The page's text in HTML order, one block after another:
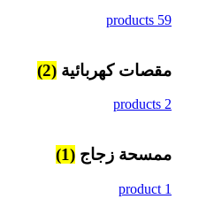
59 products
مقصات كهربائية (2)
2 products
ممسحة زجاج (1)
1 product